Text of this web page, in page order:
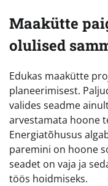
Maakütte
olulised
Edukas maakütte
planeerimisest.
valides seadme
arvestamata hoone
Energiatõhusus
paremini on hoone
seadet on vaja ja
töös hoidmiseks.